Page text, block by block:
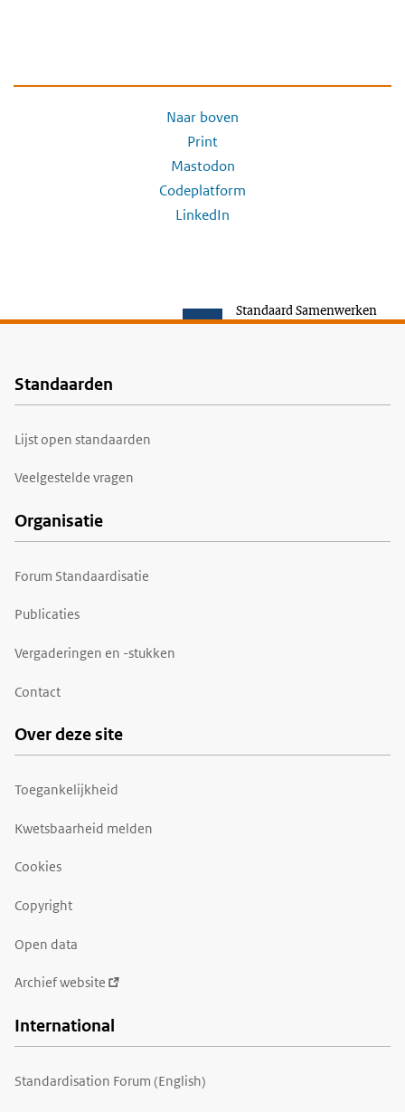
Naar boven
Print
Mastodon
Codeplatform
LinkedIn
Standaard Samenwerken
Voet
Standaarden
Lijst open standaarden
Veelgestelde vragen
Organisatie
Forum Standaardisatie
Publicaties
Vergaderingen en -stukken
Contact
Over deze site
Toegankelijkheid
Kwetsbaarheid melden
Cookies
Copyright
Open data
Archief website
International
Standardisation Forum (English)